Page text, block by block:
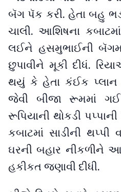
બૅગ પૅક કરી. હેતા બહુ
ચાલી. આશિષના
લઈને હસમુભાઈની
છુપાવીને મૂકી દીધં.
થયું કે હેતા કંઈક પ્લાન
જેવી બીજા રૂમમાં
રૂપિયાની થોકડી
કબાટમાં સાડીની થપ્પી
ઘરની બહાર નીકળીને
હકીકત જણાવી દીધી.